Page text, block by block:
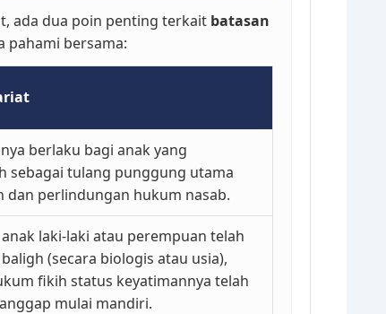
ada dua poin penting terkait batasan
pahami bersama:
berlaku bagi anak yang
sebagai tulang punggung utama
dan perlindungan hukum nasab.
laki-laki atau perempuan telah
(secara biologis atau usia),
fikih status keyatimannya telah
mulai mandiri.